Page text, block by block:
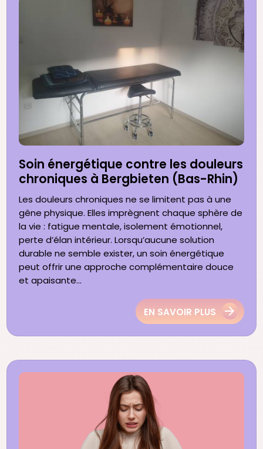
Soin énergétique contre les douleurs
chroniques à Bergbieten (Bas-Rhin)
Les douleurs chroniques ne se limitent pas à une
gêne physique. Elles imprègnent chaque sphère de
la vie : fatigue mentale, isolement émotionnel,
perte d’élan intérieur. Lorsqu’aucune solution
durable ne semble exister, un soin énergétique
peut offrir une approche complémentaire douce
et apaisante...
EN SAVOIR PLUS